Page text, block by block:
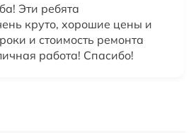
Эти ребята
круто, хорошие цены и
и стоимость ремонта
работа! Спасибо!